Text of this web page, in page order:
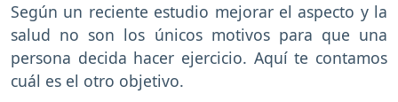
Según un reciente estudio mejorar el aspecto y la
salud no son los únicos motivos para que una
persona decida hacer ejercicio. Aquí te contamos
cuál es el otro objetivo.